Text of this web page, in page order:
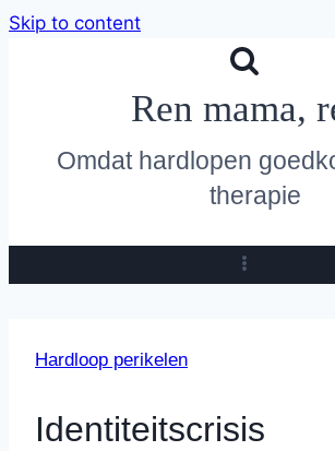
Skip to content
Ren mama,
Omdat hardlopen
therapie
Hardloop perikelen
Identiteitscrisis